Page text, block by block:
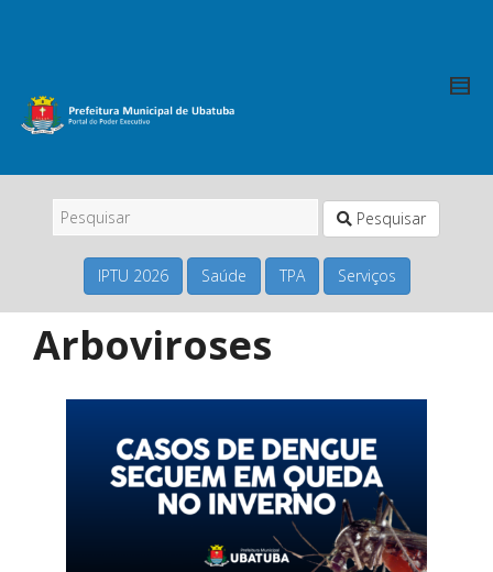
Pesquisar
IPTU 2026 Saúde TPA Serviços
Arboviroses